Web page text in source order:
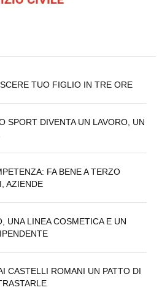
TUO FIGLIO IN TRE ORE
SPORT DIVENTA UN LAVORO, UN
FA BENE A TERZO
AZIENDE
UNA LINEA COSMETICA E UN
CASTELLI ROMANI UN PATTO DI